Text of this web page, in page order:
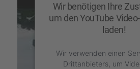
Wir benötigen Ihre
um den YouTube
laden!
Wir verwenden einen
Drittanbieters, um